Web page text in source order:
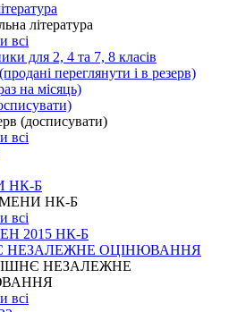
література
всі
для 2, 4 та 7, 8 класів
переглянути і в резерв)
на місяць)
(досписувати)
всі
НК-Б
НК-Б
всі
2015 НК-Б
НЕЗАЛЕЖНЕ ОЦІНЮВАННЯ
НЕЗАЛЕЖНЕ
всі